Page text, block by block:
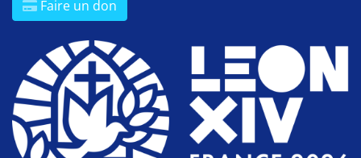
Faire un don